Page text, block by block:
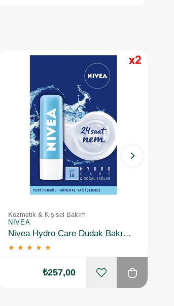
Kozmetik & Kişisel Bakım
NIVEA
Nivea Hydro Care Dudak Bakım Kremi 4.8 gr 2 Adet
★ ★ ★ ★ ★
₺257,00